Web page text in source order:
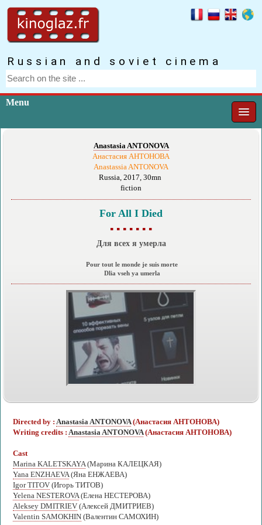
Russian and soviet cinema
Menu
Anastasia ANTONOVA
Анастасия АНТОНОВА
Anastassia ANTONOVA
Russia, 2017, 30mn
fiction
For All I Died
▪ ▪ ▪ ▪ ▪ ▪ ▪
Для всех я умерла
Pour tout le monde je suis morte
Dlia vseh ya umerla
Directed by : Anastasia ANTONOVA (Анастасия АНТОНОВА)
Writing credits : Anastasia ANTONOVA (Анастасия АНТОНОВА)
Cast
Marina KALETSKAYA (Марина КАЛЕЦКАЯ)
Yana ENZHAEVA (Яна ЕНЖАЕВА)
Igor TITOV (Игорь ТИТОВ)
Yelena NESTEROVA (Елена НЕСТЕРОВА)
Aleksey DMITRIEV (Алексей ДМИТРИЕВ)
Valentin SAMOKHIN (Валентин САМОХИН)